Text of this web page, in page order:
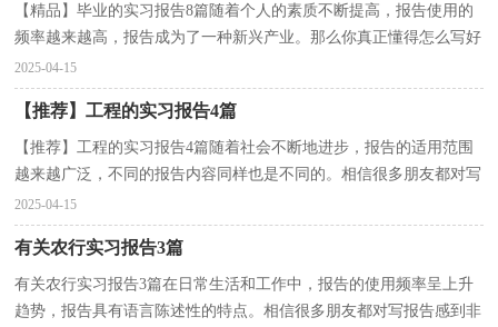
【精品】毕业的实习报告8篇随着个人的素质不断提高，报告使用的
频率越来越高，报告成为了一种新兴产业。那么你真正懂得怎么写好
报告吗？下面是小编精心整理的毕业的实习报告8篇，供...
2025-04-15
【推荐】工程的实习报告4篇
【推荐】工程的实习报告4篇随着社会不断地进步，报告的适用范围
越来越广泛，不同的报告内容同样也是不同的。相信很多朋友都对写
报告感到非常苦恼吧，下面是小编精心整理的工程的...
2025-04-15
有关农行实习报告3篇
有关农行实习报告3篇在日常生活和工作中，报告的使用频率呈上升
趋势，报告具有语言陈述性的特点。相信很多朋友都对写报告感到非